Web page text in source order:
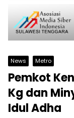
News Metro
Pemkot
Kg dan
Idul Adha